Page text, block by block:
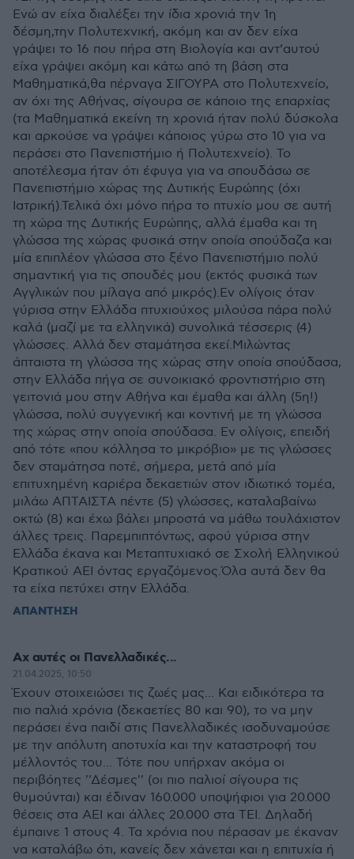
Ενώ αν είχα διαλέξει την ίδια χρονιά την 1η
δέσμη,την Πολυτεχνική, ακόμη και αν δεν είχα
γράψει το 16 που πήρα στη Βιολογία και αντ’αυτού
είχα γράψει ακόμη και κάτω από τη βάση στα
Μαθηματικά,θα πέρναγα ΣΙΓΟΥΡΑ στο Πολυτεχνείο,
αν όχι της Αθήνας, σίγουρα σε κάποιο της επαρχίας
(τα Μαθηματικά εκείνη τη χρονιά ήταν πολύ δύσκολα
και αρκούσε να γράψει κάποιος γύρω στο 10 για να
περάσει στο Πανεπιστήμιο ή Πολυτεχνείο). Το
αποτέλεσμα ήταν ότι έφυγα για να σπουδάσω σε
Πανεπιστήμιο χώρας της Δυτικής Ευρώπης (όχι
Ιατρική).Τελικά όχι μόνο πήρα το πτυχίο μου σε αυτή
τη χώρα της Δυτικής Ευρώπης, αλλά έμαθα και τη
γλώσσα της χώρας φυσικά στην οποία σπούδαζα και
μία επιπλέον γλώσσα στο ξένο Πανεπιστήμιο πολύ
σημαντική για τις σπουδές μου (εκτός φυσικά των
Αγγλικών που μίλαγα από μικρός).Εν ολίγοις όταν
γύρισα στην Ελλάδα πτυχιούχος μιλούσα πάρα πολύ
καλά (μαζί με τα ελληνικά) συνολικά τέσσερις (4)
γλώσσες. Αλλά δεν σταμάτησα εκεί.Μιλώντας
άπταιστα τη γλώσσα της χώρας στην οποία σπούδασα,
στην Ελλάδα πήγα σε συνοικιακό φροντιστήριο στη
γειτονιά μου στην Αθήνα και έμαθα και άλλη (5η!)
γλώσσα, πολύ συγγενική και κοντινή με τη γλώσσα
της χώρας στην οποία σπούδασα. Εν ολίγοις, επειδή
από τότε «που κόλλησα το μικρόβιο» με τις γλώσσες
δεν σταμάτησα ποτέ, σήμερα, μετά από μία
επιτυχημένη καριέρα δεκαετιών στον ιδιωτικό τομέα,
μιλάω ΑΠΤΑΙΣΤΑ πέντε (5) γλώσσες, καταλαβαίνω
οκτώ (8) και έχω βάλει μπροστά να μάθω τουλάχιστον
άλλες τρεις. Παρεμπιπτόντως, αφού γύρισα στην
Ελλάδα έκανα και Μεταπτυχιακό σε Σχολή Ελληνικού
Κρατικού ΑΕΙ όντας εργαζόμενος.Όλα αυτά δεν θα
τα είχα πετύχει στην Ελλάδα.
ΑΠΑΝΤΗΣΗ
Αχ αυτές οι Πανελλαδικές...
21.04.2025, 10:50
Έχουν στοιχειώσει τις ζωές μας... Και ειδικότερα τα
πιο παλιά χρόνια (δεκαετίες 80 και 90), το να μην
περάσει ένα παιδί στις Πανελλαδικές ισοδυναμούσε
με την απόλυτη αποτυχία και την καταστροφή του
μέλλοντός του... Τότε που υπήρχαν ακόμα οι
περιβόητες ''Δέσμες'' (οι πιο παλιοί σίγουρα τις
θυμούνται) και έδιναν 160.000 υποψήφιοι για 20.000
θέσεις στα ΑΕΙ και άλλες 20.000 στα ΤΕΙ. Δηλαδή
έμπαινε 1 στους 4. Τα χρόνια που πέρασαν με έκαναν
να καταλάβω ότι, κανείς δεν χάνεται και η επιτυχία ή